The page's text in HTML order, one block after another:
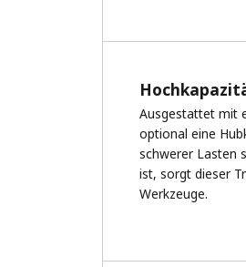
Ausgestattet mit
optional eine
schwerer Lasten
ist, sorgt dieser
Werkzeuge.